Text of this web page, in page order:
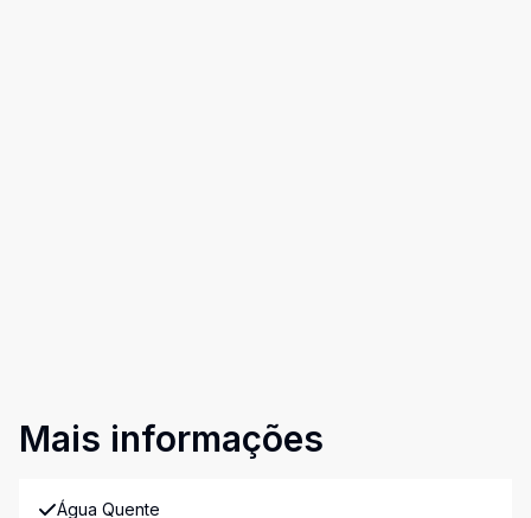
Mais informações
Água Quente